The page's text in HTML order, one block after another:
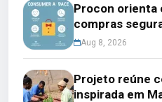
Procon orienta
compras
Aug 8, 2026
Projeto reúne
inspirada em